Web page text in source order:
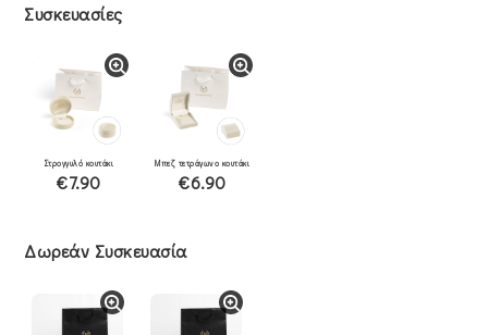
Συσκευασίες
Στρογγυλό κουτάκι
€7.90
Μπεζ τετράγωνο κουτάκι
€6.90
Δωρεάν Συσκευασία